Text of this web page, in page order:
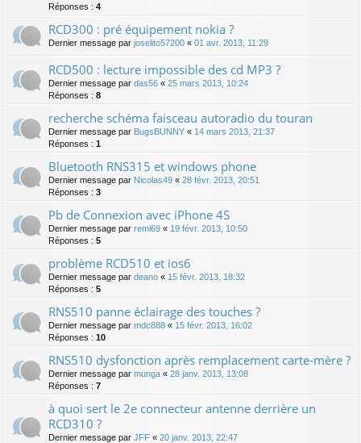
Réponses : 4
RCD300 : pré équipement nokia ?
Dernier message par joselito57200 « 01 avr. 2013, 11:29
RCD500 : lecture impossible des cd MP3 ?
Dernier message par das56 « 25 mars 2013, 10:24
Réponses : 8
recherche schéma faisceau autoradio du touran
Dernier message par BugsBUNNY « 14 mars 2013, 21:37
Réponses : 1
Bluetooth RNS315 et windows phone
Dernier message par Nicolas49 « 28 févr. 2013, 20:51
Réponses : 3
Pb de Connexion avec iPhone 4S
Dernier message par remi69 « 19 févr. 2013, 10:50
Réponses : 5
problème RCD510 et ios6
Dernier message par deano « 15 févr. 2013, 18:32
Réponses : 5
RNS510 panne éclairage des touches ?
Dernier message par mdc888 « 15 févr. 2013, 16:02
Réponses : 10
RNS510 dysfonction après remplacement carte-mère ?
Dernier message par munga « 28 janv. 2013, 13:08
Réponses : 7
à quoi sert le 2e connecteur antenne derrière un
RCD310 ?
Dernier message par JFF « 20 janv. 2013, 22:47